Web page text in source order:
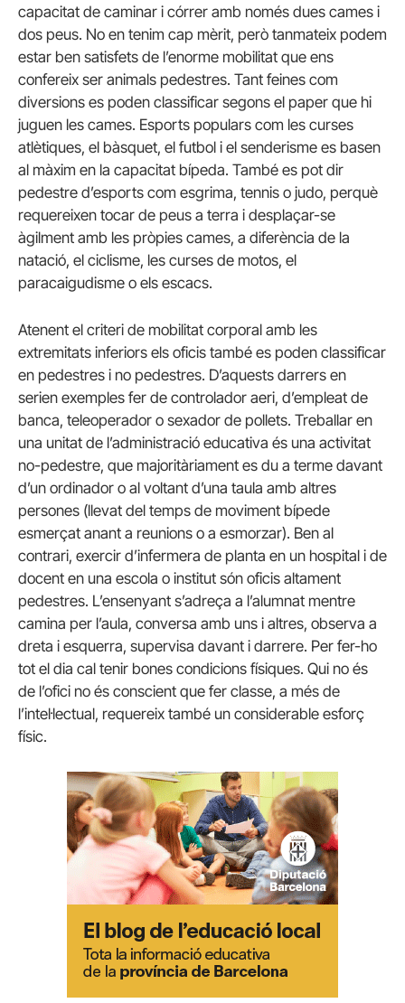
capacitat de caminar i córrer amb només dues cames i
dos peus. No en tenim cap mèrit, però tanmateix podem
estar ben satisfets de l’enorme mobilitat que ens
confereix ser animals pedestres. Tant feines com
diversions es poden classificar segons el paper que hi
juguen les cames. Esports populars com les curses
atlètiques, el bàsquet, el futbol i el senderisme es basen
al màxim en la capacitat bípeda. També es pot dir
pedestre d’esports com esgrima, tennis o judo, perquè
requereixen tocar de peus a terra i desplaçar-se
àgilment amb les pròpies cames, a diferència de la
natació, el ciclisme, les curses de motos, el
paracaigudisme o els escacs.
Atenent el criteri de mobilitat corporal amb les
extremitats inferiors els oficis també es poden classificar
en pedestres i no pedestres. D’aquests darrers en
serien exemples fer de controlador aeri, d’empleat de
banca, teleoperador o sexador de pollets. Treballar en
una unitat de l’administració educativa és una activitat
no-pedestre, que majoritàriament es du a terme davant
d’un ordinador o al voltant d’una taula amb altres
persones (llevat del temps de moviment bípede
esmerçat anant a reunions o a esmorzar). Ben al
contrari, exercir d’infermera de planta en un hospital i de
docent en una escola o institut són oficis altament
pedestres. L’ensenyant s’adreça a l’alumnat mentre
camina per l’aula, conversa amb uns i altres, observa a
dreta i esquerra, supervisa davant i darrere. Per fer-ho
tot el dia cal tenir bones condicions físiques. Qui no és
de l’ofici no és conscient que fer classe, a més de
l’intel·lectual, requereix també un considerable esforç
físic.